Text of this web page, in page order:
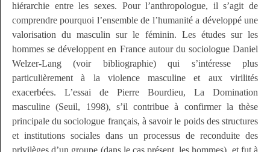
hiérarchie entre les sexes. Pour l’anthropologue, il s’agit de
comprendre pourquoi l’ensemble de l’humanité a développé une
valorisation du masculin sur le féminin. Les études sur les
hommes se développent en France autour du sociologue Daniel
Welzer-Lang(voir bibliographie)qui s’intéresse plus
particulièrement à la violence masculine et aux virilités
exacerbées. L’essai de Pierre Bourdieu, La Domination
masculine (Seuil, 1998), s’il contribue à confirmer la thèse
principale du sociologue français, à savoir le poids des structures
et institutions sociales dans un processus de reconduite des
privilèges d’un groupe (dans le cas présent, les hommes), et fut à